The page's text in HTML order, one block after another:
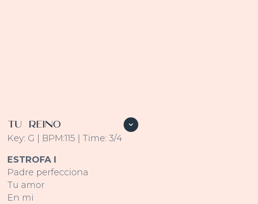
TU REINO
Key: G | BPM:115 | Time: 3/4
ESTROFA I
Padre perfecciona
Tu amor
En mi